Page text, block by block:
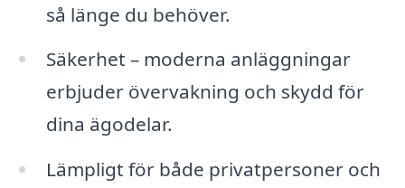
så länge du behöver.
Säkerhet – moderna anläggningar
erbjuder övervakning och skydd för
dina ägodelar.
Lämpligt för både privatpersoner och